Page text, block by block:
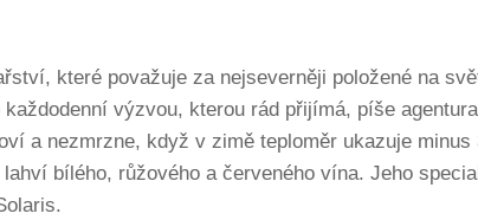
které považuje za nejseverněji položené na
výzvou, kterou rád přijímá, píše agentura
a nezmrzne, když v zimě teploměr ukazuje minus
bílého, růžového a červeného vína. Jeho